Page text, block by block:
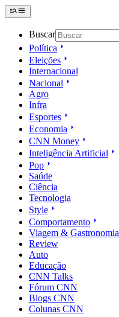
Buscar
Política
Eleições
Internacional
Nacional
Agro
Infra
Esportes
Economia
CNN Money
Inteligência Artificial
Pop
Saúde
Ciência
Tecnologia
Style
Comportamento
Viagem & Gastronomia
Review
Auto
Educação
CNN Talks
Fórum CNN
Blogs CNN
Colunas CNN